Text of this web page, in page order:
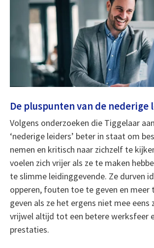
De pluspunten van de nederige
Volgens onderzoeken die Tiggelaar
‘nederige leiders’ beter in staat om
nemen en kritisch naar zichzelf te
voelen zich vrijer als ze te maken
te slimme leidinggevende. Ze durven
opperen, fouten toe te geven en meer
geven als ze het ergens niet mee eens
vrijwel altijd tot een betere werksfeer
prestaties.